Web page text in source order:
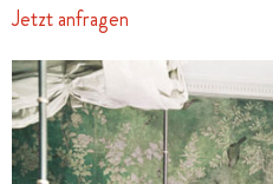
Jetzt anfragen